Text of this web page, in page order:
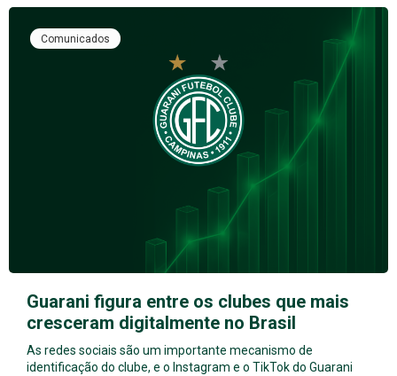
Comunicados
Guarani figura entre os clubes que mais
cresceram digitalmente no Brasil
As redes sociais são um importante mecanismo de
identificação do clube, e o Instagram e o TikTok do Guarani